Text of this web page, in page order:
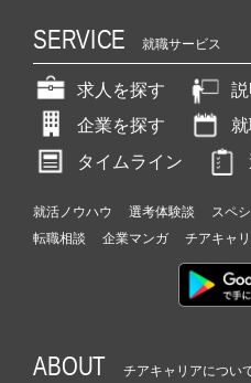
SERVICE 就職サービス
求人を探す
企業を探す
タイムライン
就活ノウハウ 選考体験談 スペ
転職相談
企業マンガ チアキャ
ABOUT チアキャリアについ